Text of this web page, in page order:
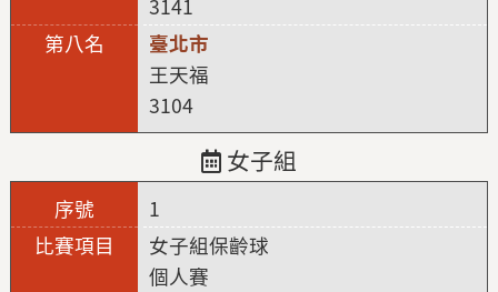
3141
臺北市
王天福
3104
女子組
1
女子組保齡球
個人賽